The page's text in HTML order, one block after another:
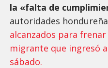
la «falta de
autoridades
alcanzados para
migrante que ingresó
sábado.